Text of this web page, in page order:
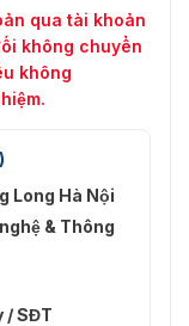
qua tài khoản
không chuyển
không
Long Hà Nội
& Thông
/ SĐT